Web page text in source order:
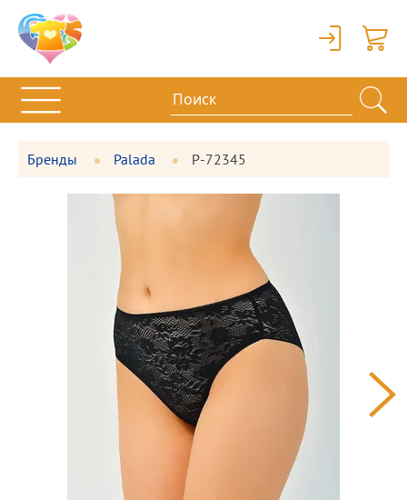
Вход
Бренды Palada P-72345
Фотографии
товара
Большая